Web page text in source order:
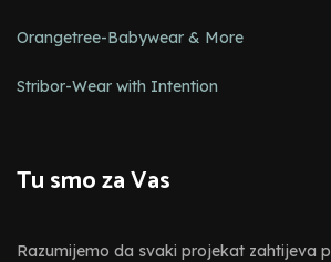
Orangetree-Babywear & More
Stribor-Wear with Intention
Tu smo za Vas
Razumijemo da svaki projekat zahtijeva